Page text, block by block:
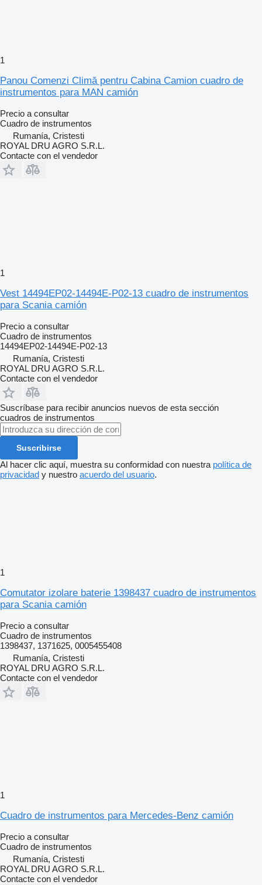
1
Panou Comenzi Climă pentru Cabina Camion cuadro de
instrumentos para MAN camión
Precio a consultar
Cuadro de instrumentos
Rumanía, Cristesti
ROYAL DRU AGRO S.R.L.
Contacte con el vendedor
1
Vest 14494EP02-14494E-P02-13 cuadro de instrumentos
para Scania camión
Precio a consultar
Cuadro de instrumentos
14494EP02-14494E-P02-13
Rumanía, Cristesti
ROYAL DRU AGRO S.R.L.
Contacte con el vendedor
Suscríbase para recibir anuncios nuevos de esta sección
cuadros de instrumentos
Suscribirse
Al hacer clic aquí, muestra su conformidad con nuestra política de
privacidad y nuestro acuerdo del usuario.
1
Comutator izolare baterie 1398437 cuadro de instrumentos
para Scania camión
Precio a consultar
Cuadro de instrumentos
1398437, 1371625, 0005455408
Rumanía, Cristesti
ROYAL DRU AGRO S.R.L.
Contacte con el vendedor
1
Cuadro de instrumentos para Mercedes-Benz camión
Precio a consultar
Cuadro de instrumentos
Rumanía, Cristesti
ROYAL DRU AGRO S.R.L.
Contacte con el vendedor